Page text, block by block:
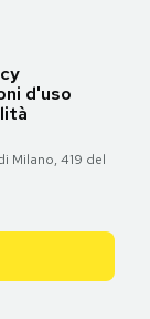
d'uso
Milano, 419 del